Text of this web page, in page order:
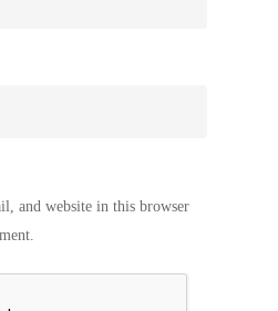
and website in this browser